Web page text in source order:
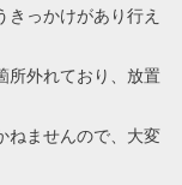
っかけがあり行え
所外れており、放置
ねませんので、大変